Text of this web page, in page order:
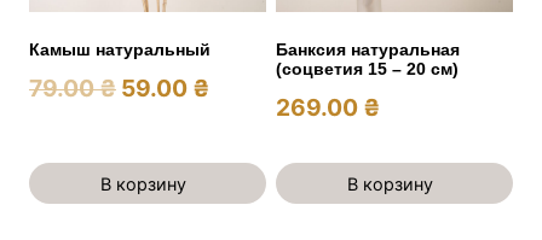
Камыш натуральный
79.00₴ Первоначальная
составляла
79.00 ₴.
59.00 ₴ Текущая
59.00 ₴.
В корзину
Банксия натуральная
(соцветия 15 – 20 см)
269.00 ₴
В корзину